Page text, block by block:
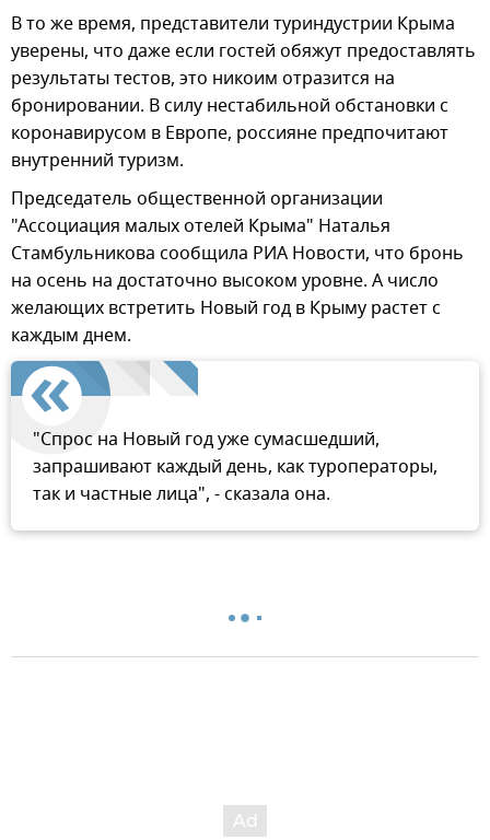
В то же время, представители туриндустрии Крыма
уверены, что даже если гостей обяжут предоставлять
результаты тестов, это никоим отразится на
бронировании. В силу нестабильной обстановки с
коронавирусом в Европе, россияне предпочитают
внутренний туризм.
Председатель общественной организации
"Ассоциация малых отелей Крыма" Наталья
Стамбульникова сообщила РИА Новости, что бронь
на осень на достаточно высоком уровне. А число
желающих встретить Новый год в Крыму растет с
каждым днем.
"Спрос на Новый год уже сумасшедший,
запрашивают каждый день, как туроператоры,
так и частные лица", - сказала она.